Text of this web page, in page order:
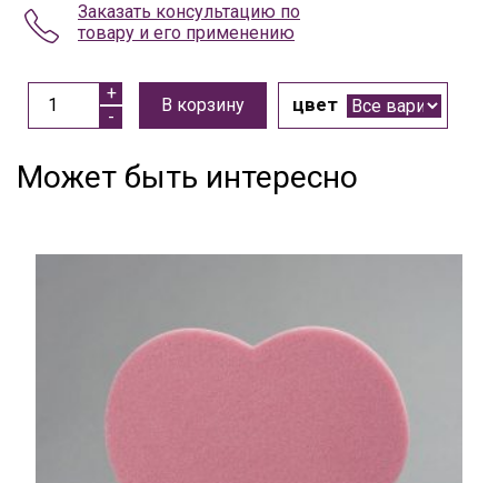
Заказать консультацию по
товару и его применению
В корзину цвет
Может быть интересно